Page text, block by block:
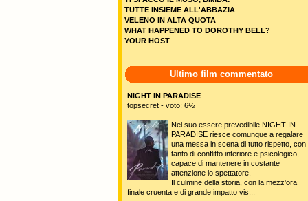
TUTTE INSIEME ALL'ABBAZIA
VELENO IN ALTA QUOTA
WHAT HAPPENED TO DOROTHY BELL?
YOUR HOST
Ultimo film commentato
NIGHT IN PARADISE
topsecret - voto: 6½
Nel suo essere prevedibile NIGHT IN
PARADISE riesce comunque a regalare
una messa in scena di tutto rispetto, con
tanto di conflitto interiore e psicologico,
capace di mantenere in costante
attenzione lo spettatore.
Il culmine della storia, con la mezz'ora
finale cruenta e di grande impatto vis...